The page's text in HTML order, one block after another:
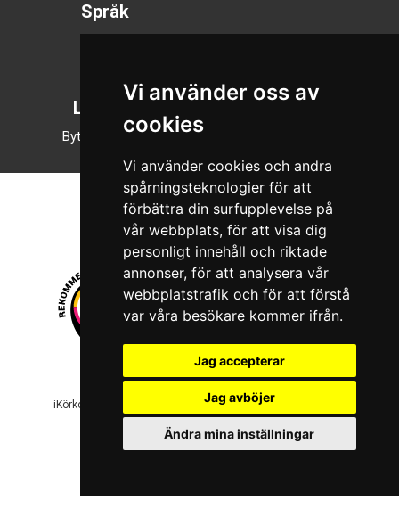
Vi använder oss av
cookies
Vi använder cookies och andra
spårningsteknologier för att
förbättra din surfupplevelse på
vår webbplats, för att visa dig
personligt innehåll och riktade
annonser, för att analysera vår
webbplatstrafik och för att förstå
var våra besökare kommer ifrån.
Jag accepterar
Jag avböjer
Ändra mina inställningar
Språk
Läsläge
Byt till nattläge
© 2026 Boboshi AB. Alla rättigheter förbehålls.
iKörkort är ett registrerat varumärke som tillhör Boboshi AB.